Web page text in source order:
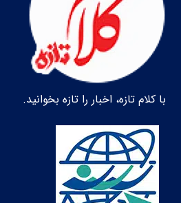
با کلام تازه، اخبار را تازه بخوانید.